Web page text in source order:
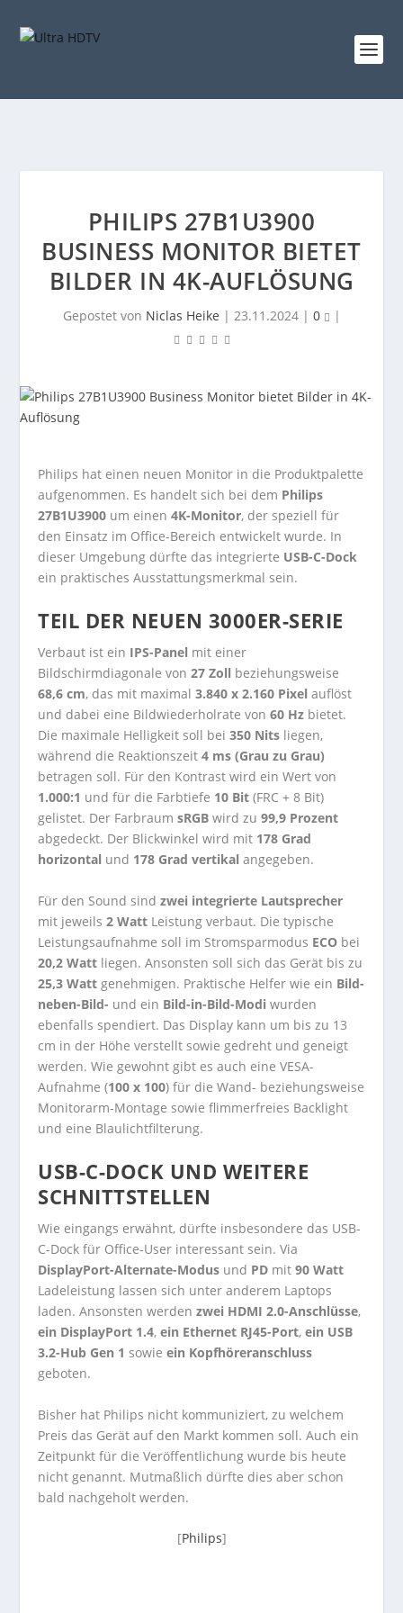
PHILIPS 27B1U3900
BUSINESS MONITOR BIETET
BILDER IN 4K-AUFLÖSUNG
Gepostet von Niclas Heike | 23.11.2024| 0 |
Philips hat einen neuen Monitor in die Produktpalette
aufgenommen. Es handelt sich bei dem Philips
27B1U3900 um einen4K-Monitor, der speziell für
den Einsatz im Office-Bereich entwickelt wurde. In
dieser Umgebung dürfte das integrierte USB-C-Dock
ein praktisches Ausstattungsmerkmal sein.
TEIL DER NEUEN 3000ER-SERIE
Verbaut ist ein IPS-Panel mit einer
Bildschirmdiagonale von27 Zoll beziehungsweise
68,6 cm, das mit maximal3.840 x 2.160 Pixel auflöst
und dabei eine Bildwiederholrate von60 Hz bietet.
Die maximale Helligkeit soll bei 350 Nits liegen,
während die Reaktionszeit4 ms (Grau zu Grau)
betragen soll. Für den Kontrast wird ein Wert von
1.000:1 und für die Farbtiefe 10 Bit (FRC + 8 Bit)
gelistet. Der FarbraumsRGB wird zu99,9 Prozent
abgedeckt. Der Blickwinkel wird mit 178 Grad
horizontal und 178 Grad vertikalangegeben.
Für den Sound sindzwei integrierte Lautsprecher
mit jeweils2 Watt Leistung verbaut. Die typische
Leistungsaufnahme soll im Stromsparmodus ECO bei
20,2 Watt liegen. Ansonsten soll sich das Gerät bis zu
25,3 Watt genehmigen. Praktische Helfer wie ein Bild-
neben-Bild- und ein Bild-in-Bild-Modiwurden
ebenfalls spendiert. Das Display kann um bis zu 13
cm in der Höhe verstellt sowie gedreht und geneigt
werden. Wie gewohnt gibt es auch eine VESA-
Aufnahme (100 x 100) für die Wand- beziehungsweise
Monitorarm-Montage sowie flimmerfreies Backlight
und eine Blaulichtfilterung.
USB-C-DOCK UND WEITERE
SCHNITTSTELLEN
Wie eingangs erwähnt, dürfte insbesondere das USB-
C-Dock für Office-User interessant sein. Via
DisplayPort-Alternate-Modus und PD mit90 Watt
Ladeleistung lassen sich unter anderem Laptops
laden. Ansonsten werdenzwei HDMI 2.0-Anschlüsse,
ein DisplayPort 1.4,ein Ethernet RJ45-Port, ein USB
3.2-Hub Gen 1 sowieein Kopfhöreranschluss
geboten.
Bisher hat Philips nicht kommuniziert, zu welchem
Preis das Gerät auf den Markt kommen soll. Auch ein
Zeitpunkt für die Veröffentlichung wurde bis heute
nicht genannt. Mutmaßlich dürfte dies aber schon
bald nachgeholt werden.
[Philips]